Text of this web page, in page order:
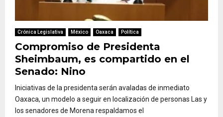
Crónica Legislativa México Oaxaca Política
Compromiso de Presidenta
Sheimbaum, es compartido en el
Senado: Nino
Iniciativas de la presidenta serán avaladas de inmediato
Oaxaca, un modelo a seguir en localización de personas Las y
los senadores de Morena respaldamos el